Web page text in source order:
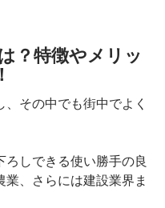
？特徴やメリッ
、その中でも街中でよく
しできる使い勝手の良
、さらには建設業界ま